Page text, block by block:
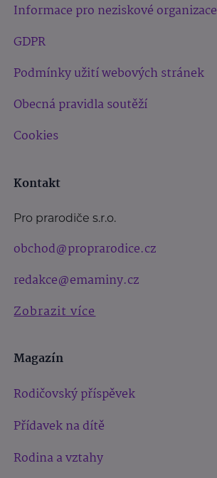
Informace pro neziskové organizace
GDPR
Podmínky užití webových stránek
Obecná pravidla soutěží
Cookies
Kontakt
Pro prarodiče s.r.o.
obchod@proprarodice.cz
redakce@emaminy.cz
Zobrazit více
Magazín
Rodičovský příspěvek
Přídavek na dítě
Rodina a vztahy